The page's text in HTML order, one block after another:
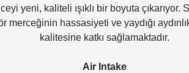
yeni, kaliteli ışıklı bir boyuta çıkarıyor.
merceğinin hassasiyeti ve yaydığı
kalitesine katkı sağlamaktadır.
Air Intake